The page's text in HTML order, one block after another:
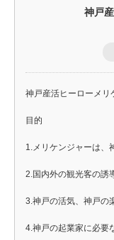
神戸
神戸産活ヒーローメリ
目的
1.メリケンジャーは、
2.国内外の観光客の誘
3.神戸の活気、神戸の
4.神戸の起業家に必要